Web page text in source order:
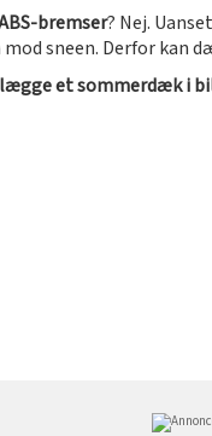
bremser? Nej.
sneen. Derfor kan
et sommerdæk i